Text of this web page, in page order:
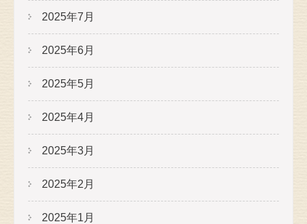
2025年7月
2025年6月
2025年5月
2025年4月
2025年3月
2025年2月
2025年1月